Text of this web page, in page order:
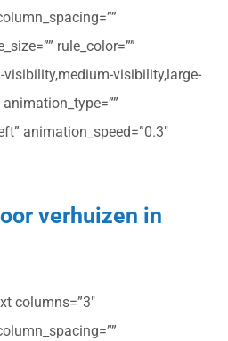
rule_color=””
visibility,medium-visibility,large-
animation_speed=”0.3″
verhuizen in
columns=”3″